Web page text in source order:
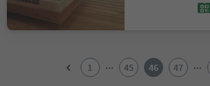
1 ... 45 46 47 ...